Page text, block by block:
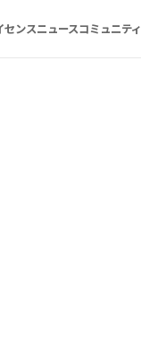
センスニュースコミュニティ